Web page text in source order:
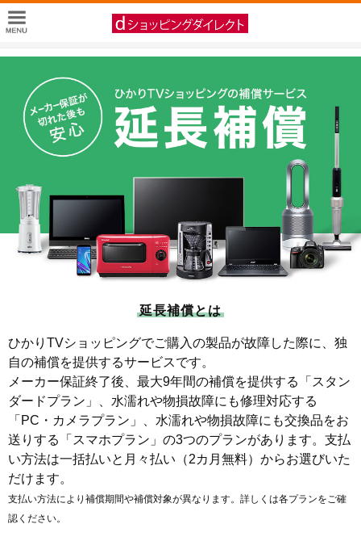
延長補償とは
ひかりTVショッピングでご購入の製品が故障した際に、独
自の補償を提供するサービスです。
メーカー保証終了後、最大9年間の補償を提供する「スタン
ダードプラン」、水濡れや物損故障にも修理対応する
「PC・カメラプラン」、水濡れや物損故障にも交換品をお
送りする「スマホプラン」の3つのプランがあります。支払
い方法は一括払いと月々払い（2カ月無料）からお選びいた
だけます。
支払い方法により補償期間や補償対象が異なります。詳しくは各プランをご確
認ください。